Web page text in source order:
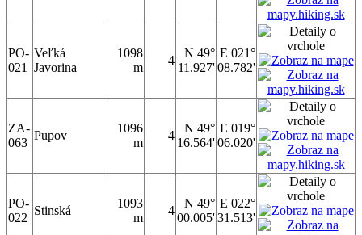
PO-
021
Veľká
Javorina
1098
m
4
N 49°
11.927'
E 021°
08.782'
ZA-
063
Pupov
1096
m
4
N 49°
16.564'
E 019°
06.020'
PO-
022
Stinská
1093
m
4
N 49°
00.005'
E 022°
31.513'